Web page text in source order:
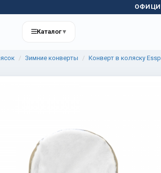
Каталог▾
Зимние конверты Конверт в коляску